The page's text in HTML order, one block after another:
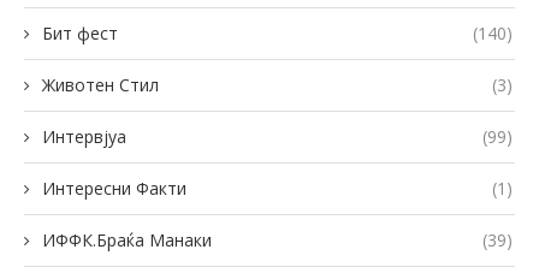
Бит фест (140)
Животен Стил (3)
Интервјуа (99)
Интересни Факти (1)
ИФФК.Браќа Манаки (39)